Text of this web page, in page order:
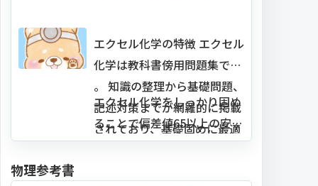
エクセル化学の特徴 エクセル
化学は教科書傍用問題集です
。 知識の整理から基礎問題、
記述対策までが網羅的に掲載
されており、基礎固めに最適
エクセル化学をしっかり固め
ることで偏差値65以上の安定
した成績が見込めます。 …
物理参考書